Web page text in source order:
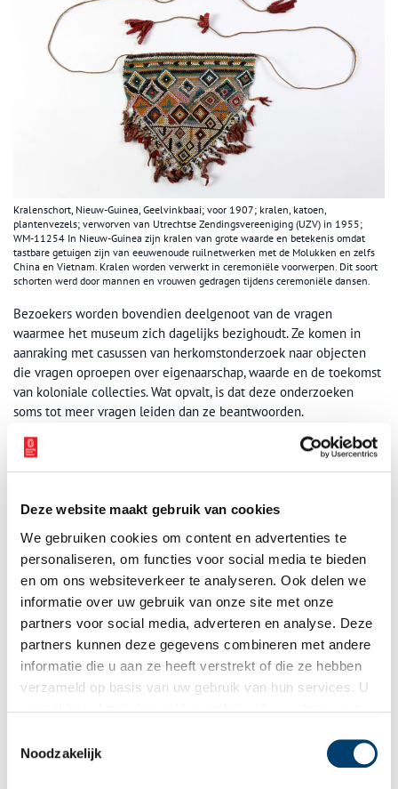
Deze website maakt gebruik van cookies
We gebruiken cookies om content en advertenties te
personaliseren, om functies voor social media te bieden
en om ons websiteverkeer te analyseren. Ook delen we
informatie over uw gebruik van onze site met onze
partners voor social media, adverteren en analyse. Deze
partners kunnen deze gegevens combineren met andere
informatie die u aan ze heeft verstrekt of die ze hebben
verzameld op basis van uw gebruik van hun services. U
Noodzakelijk
Kralenschort, Nieuw-Guinea, Geelvinkbaai; voor 1907; kralen, katoen,
plantenvezels; verworven van Utrechtse Zendingsvereeniging (UZV) in 1955;
WM-11254 In Nieuw-Guinea zijn kralen van grote waarde en betekenis omdat
tastbare getuigen zijn van eeuwenoude ruilnetwerken met de Molukken en zelfs
China en Vietnam. Kralen worden verwerkt in ceremoniële voorwerpen. Dit soort
schorten werd door mannen en vrouwen gedragen tijdens ceremoniële dansen.
Bezoekers worden bovendien deelgenoot van de vragen
waarmee het museum zich dagelijks bezighoudt. Ze komen in
aanraking met casussen van herkomstonderzoek naar objecten
die vragen oproepen over eigenaarschap, waarde en de toekomst
van koloniale collecties. Wat opvalt, is dat deze onderzoeken
soms tot meer vragen leiden dan ze beantwoorden.
De tentoonstelling
is te zien van 9 mei 2025
Hoofdtooi, Mozambique of Malawi, Massingire; voor 1884; textiel, kralen,